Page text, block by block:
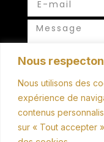
Nous
Nous utilisons des
expérience de
contenus
sur « Tout accepter